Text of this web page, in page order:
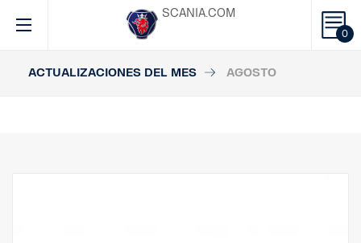
0
SCANIA.COM
ACTUALIZACIONES DEL MES AGOSTO